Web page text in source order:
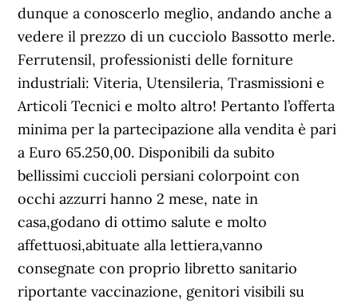
dunque a conoscerlo meglio, andando anche a
vedere il prezzo di un cucciolo Bassotto merle.
Ferrutensil, professionisti delle forniture
industriali: Viteria, Utensileria, Trasmissioni e
Articoli Tecnici e molto altro! Pertanto l’offerta
minima per la partecipazione alla vendita è pari
a Euro 65.250,00. Disponibili da subito
bellissimi cuccioli persiani colorpoint con
occhi azzurri hanno 2 mese, nate in
casa,godano di ottimo salute e molto
affettuosi,abituate alla lettiera,vanno
consegnate con proprio libretto sanitario
riportante vaccinazione, genitori visibili su